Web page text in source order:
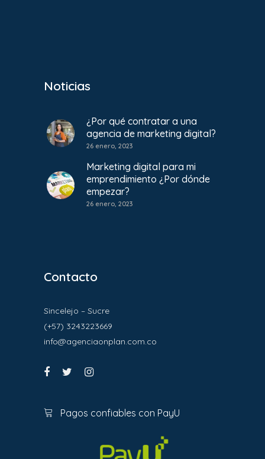
Noticias
¿Por qué contratar a una
agencia de marketing digital?
26 enero, 2023
Marketing digital para mi
emprendimiento ¿Por dónde
empezar?
26 enero, 2023
Contacto
Sincelejo – Sucre
(+57) 3243223669
info@agenciaonplan.com.co
Pagos confiables con PayU